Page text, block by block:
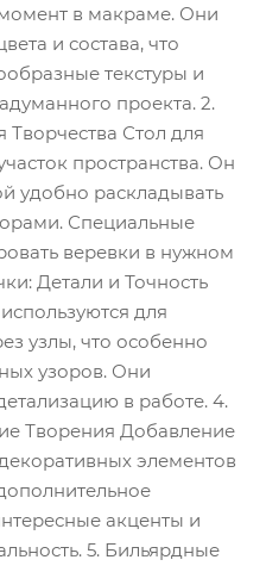
в макраме. Они
и состава, что
текстуры и
проекта. 2.
Стол для
пространства. Он
удобно раскладывать
Специальные
веревки в нужном
Детали и Точность
для
узлы, что особенно
узоров. Они
в работе. 4.
Творения Добавление
элементов
акценты и
5. Бильярдные